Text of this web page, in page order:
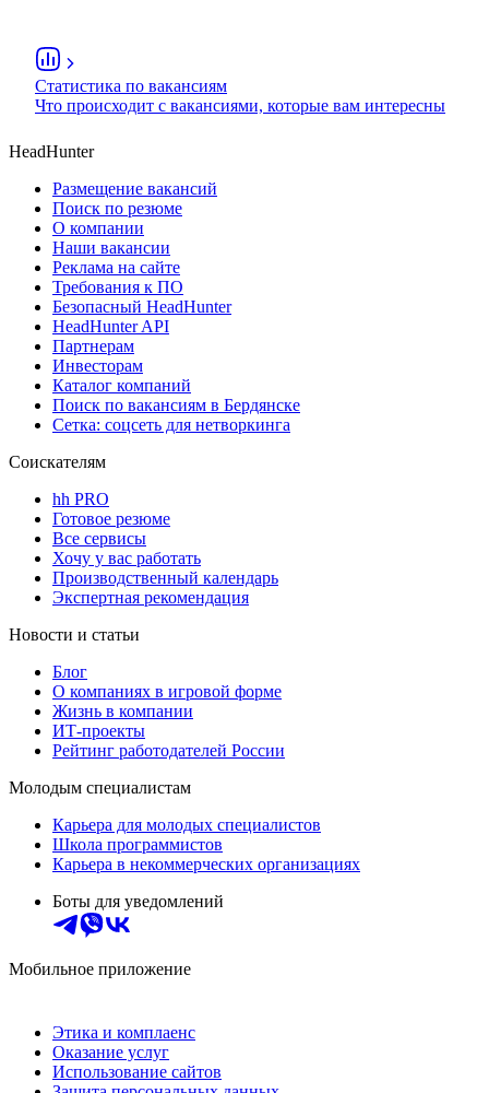
Статистика по вакансиям
Что происходит с вакансиями, которые вам интересны
HeadHunter
Размещение вакансий
Поиск по резюме
О компании
Наши вакансии
Реклама на сайте
Требования к ПО
Безопасный HeadHunter
HeadHunter API
Партнерам
Инвесторам
Каталог компаний
Поиск по вакансиям в Бердянске
Сетка: соцсеть для нетворкинга
Соискателям
hh PRO
Готовое резюме
Все сервисы
Хочу у вас работать
Производственный календарь
Экспертная рекомендация
Новости и статьи
Блог
О компаниях в игровой форме
Жизнь в компании
ИТ-проекты
Рейтинг работодателей России
Молодым специалистам
Карьера для молодых специалистов
Школа программистов
Карьера в некоммерческих организациях
Боты для уведомлений
Мобильное приложение
Этика и комплаенс
Оказание услуг
Использование сайтов